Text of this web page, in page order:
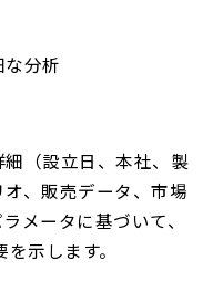
分析
（設立日、本社、製
、販売データ、市場
メータに基づいて、
示します。